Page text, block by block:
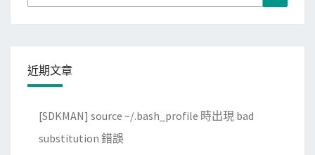
for:
近期文章
[SDKMAN] source ~/.bash_profile 時出現 bad
substitution 錯誤